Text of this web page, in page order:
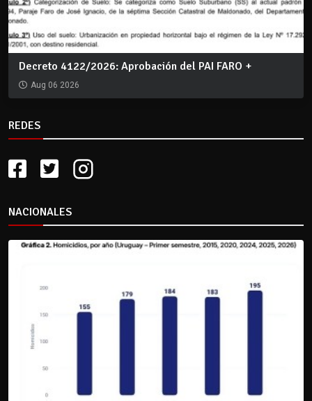
Decreto 4122/2026: Aprobación del PAI FARO +
Aug 06 2026
REDES
NACIONALES